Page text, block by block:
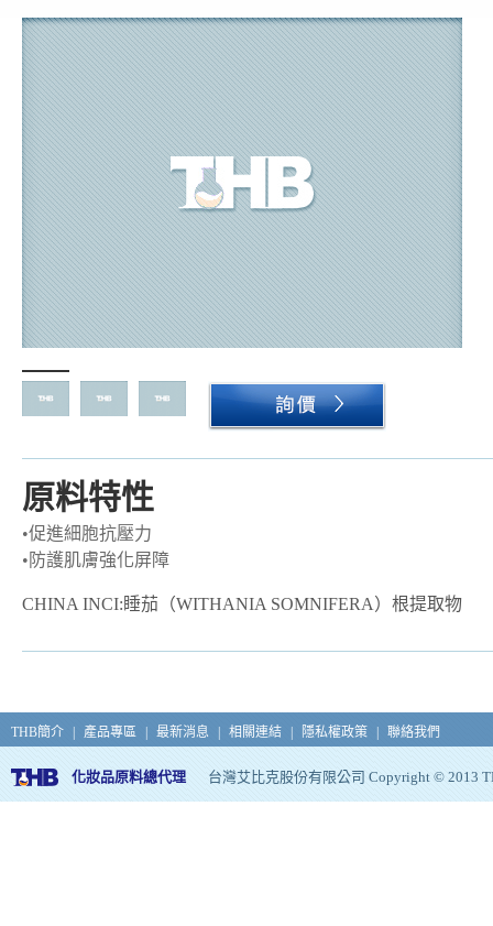
原料特性
•促進細胞抗壓力
• 防護肌膚強化屏障
CHINA INCI:睡茄（WITHANIA SOMNIFERA）根提取物
THB簡介 產品專區 最新消息 相關連結 隱私權政策 聯絡我們
化妝品原料總代理 台灣艾比克股份有限公司 Copyright © 2013